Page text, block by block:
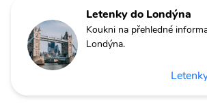
Letenky do Londýna
Koukni na přehledné
Londýna.